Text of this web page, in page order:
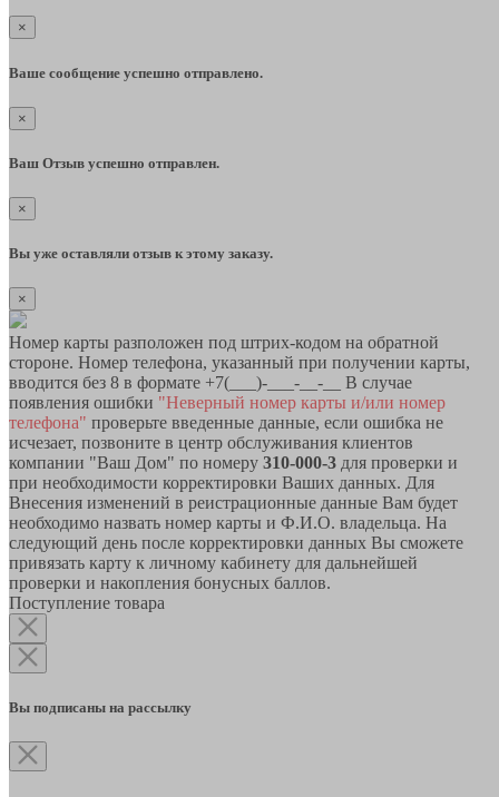
×
Ваше сообщение успешно отправлено.
×
Ваш Отзыв успешно отправлен.
×
Вы уже оставляли отзыв к этому заказу.
×
Номер карты разположен под штрих-кодом на обратной
стороне. Номер телефона, указанный при получении карты,
вводится без 8 в формате +7(___)-___-__-__ В случае
появления ошибки "Неверный номер карты и/или номер
телефона" проверьте введенные данные, если ошибка не
исчезает, позвоните в центр обслуживания клиентов
компании "Ваш Дом" по номеру 310-000-3 для проверки и
при необходимости корректировки Ваших данных. Для
Внесения изменений в реистрационные данные Вам будет
необходимо назвать номер карты и Ф.И.О. владельца. На
следующий день после корректировки данных Вы сможете
привязать карту к личному кабинету для дальнейшей
проверки и накопления бонусных баллов.
Поступление товара
Вы подписаны на рассылку